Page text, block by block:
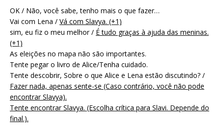
OK / Não, você sabe, tenho mais o que fazer…
Vai com Lena / Vá com Slavya. (+1)
sim, eu fiz o meu melhor / É tudo graças à ajuda das meninas.
(+1)
As eleições no mapa não são importantes.
Tente pegar o livro de Alice/Tenha cuidado.
Tente descobrir, Sobre o que Alice e Lena estão discutindo? /
Fazer nada, apenas sente-se (Caso contrário, você não pode
encontrar Slavya).
Tente encontrar Slavya. (Escolha crítica para Slavi. Depende do
final.).